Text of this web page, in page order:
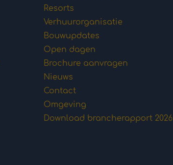
Resorts
Verhuurorganisatie
Bouwupdates
Open dagen
Brochure aanvragen
Nieuws
Contact
Omgeving
Download brancherapport 2026